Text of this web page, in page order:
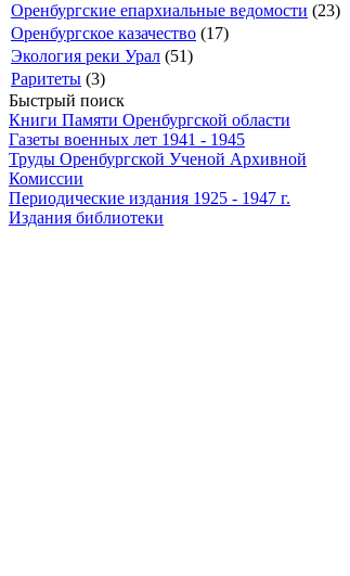
Оренбургские епархиальные ведомости (23)
Оренбургское казачество (17)
Экология реки Урал (51)
Раритеты (3)
Быстрый поиск
Книги Памяти Оренбургской области
Газеты военных лет 1941 - 1945
Труды Оренбургской Ученой Архивной
Комиссии
Периодические издания 1925 - 1947 г.
Издания библиотеки